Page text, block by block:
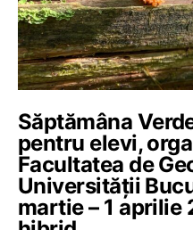
Săptămâna
pentru elevi,
Facultatea de
Universității
martie – 1